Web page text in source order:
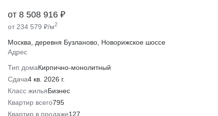
от 8 508 916 ₽
от 234 579 ₽/м2
Москва, деревня Бузланово, Новорижское шоссе
Адрес
Тип домаКирпично-монолитный
Сдача4 кв. 2026 г.
Класс жильяБизнес
Квартир всего795
Квартир в продаже127